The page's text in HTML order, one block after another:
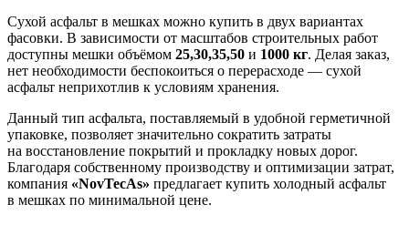
Сухой асфальт в мешках можно купить в двух вариантах
фасовки. В зависимости от масштабов строительных работ
доступны мешки объёмом 25,30,35,50 и 1000 кг. Делая заказ,
нет необходимости беспокоиться о перерасходе — сухой
асфальт неприхотлив к условиям хранения.
Данный тип асфальта, поставляемый в удобной герметичной
упаковке, позволяет значительно сократить затраты
на восстановление покрытий и прокладку новых дорог.
Благодаря собственному производству и оптимизации затрат,
компания «NovTecAs» предлагает купить холодный асфальт
в мешках по минимальной цене.